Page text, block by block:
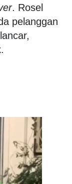
. Rosel
pelanggan